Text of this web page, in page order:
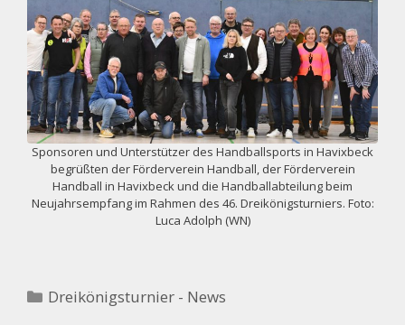
Sponsoren und Unterstützer des Handballsports in Havixbeck
begrüßten der Förderverein Handball, der Förderverein
Handball in Havixbeck und die Handballabteilung beim
Neujahrsempfang im Rahmen des 46. Dreikönigsturniers. Foto:
Luca Adolph (WN)
Kategorien
Dreikönigsturnier - News